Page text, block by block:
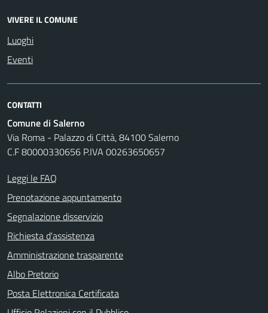
VIVERE IL COMUNE
Luoghi
Eventi
CONTATTI
Comune di Salerno
Via Roma - Palazzo di Città, 84100 Salerno
C.F 80000330656 P.IVA 00263650657
Leggi le FAQ
Prenotazione appuntamento
Segnalazione disservizio
Richiesta d'assistenza
Amministrazione trasparente
Albo Pretorio
Posta Elettronica Certificata